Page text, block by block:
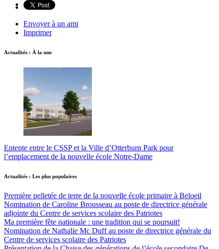
Envoyer à un ami
Imprimer
Actualités : À la une
Entente entre le CSSP et la Ville d’Otterburn Park pour
l’emplacement de la nouvelle école Notre-Dame
Actualités : Les plus populaires
Première pelletée de terre de la nouvelle école primaire à Beloeil
Nomination de Caroline Brousseau au poste de directrice générale
adjointe du Centre de services scolaire des Patriotes
Ma première fête nationale : une tradition qui se poursuit!
Nomination de Nathalie Mc Duff au poste de directrice générale du
Centre de services scolaire des Patriotes